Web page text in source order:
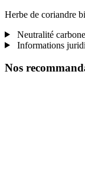
Herbe de coriandre
Neutralité
Informations
Nos